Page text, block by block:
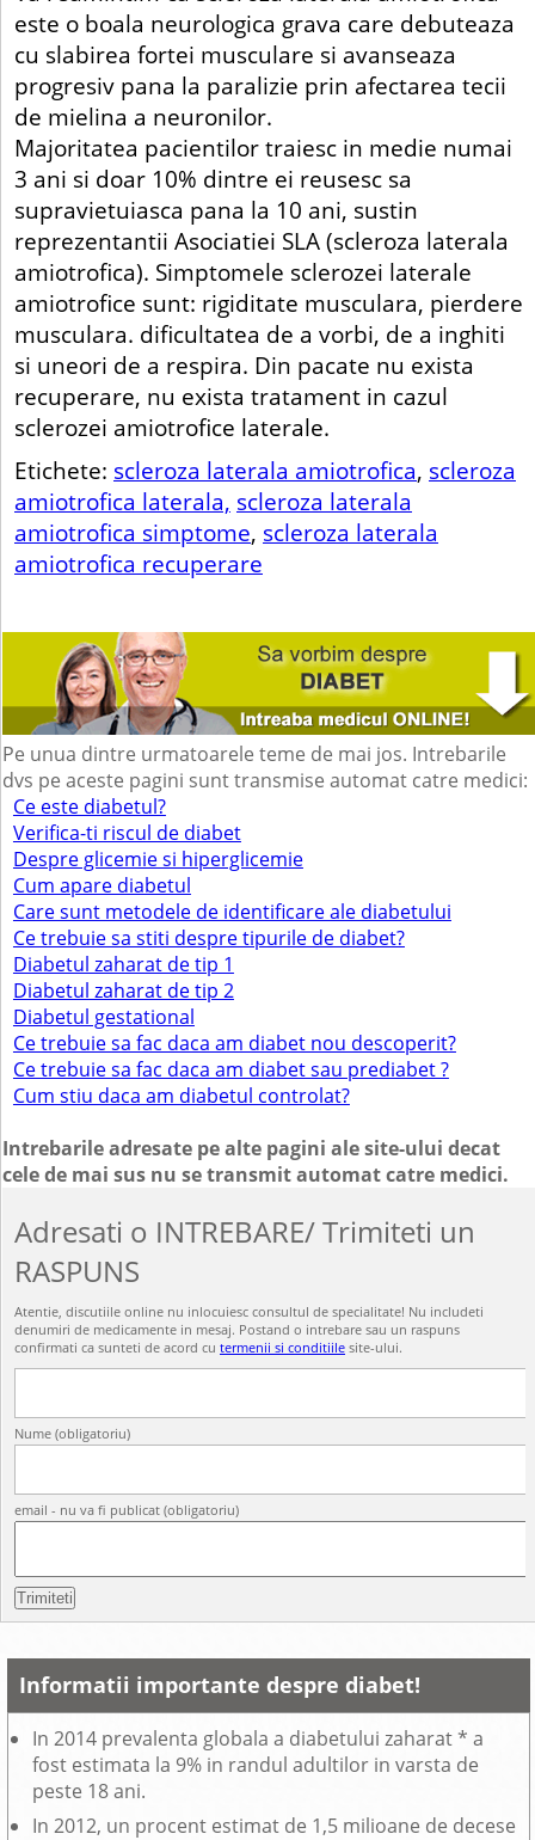
este o boala neurologica grava care debuteaza
cu slabirea fortei musculare si avanseaza
progresiv pana la paralizie prin afectarea tecii
de mielina a neuronilor.
Majoritatea pacientilor traiesc in medie numai
3 ani si doar 10% dintre ei reusesc sa
supravietuiasca pana la 10 ani, sustin
reprezentantii Asociatiei SLA (scleroza laterala
amiotrofica). Simptomele sclerozei laterale
amiotrofice sunt: rigiditate musculara, pierdere
musculara. dificultatea de a vorbi, de a inghiti
si uneori de a respira. Din pacate nu exista
recuperare, nu exista tratament in cazul
sclerozei amiotrofice laterale.
Etichete: scleroza laterala amiotrofica, scleroza
amiotrofica laterala, scleroza laterala
amiotrofica simptome, scleroza laterala
amiotrofica recuperare
Pe unua dintre urmatoarele teme de mai jos. Intrebarile
dvs pe aceste pagini sunt transmise automat catre medici:
Ce este diabetul?
Verifica-ti riscul de diabet
Despre glicemie si hiperglicemie
Cum apare diabetul
Care sunt metodele de identificare ale diabetului
Ce trebuie sa stiti despre tipurile de diabet?
Diabetul zaharat de tip 1
Diabetul zaharat de tip 2
Diabetul gestational
Ce trebuie sa fac daca am diabet nou descoperit?
Ce trebuie sa fac daca am diabet sau prediabet ?
Cum stiu daca am diabetul controlat?
Intrebarile adresate pe alte pagini ale site-ului decat
cele de mai sus nu se transmit automat catre medici.
Adresati o INTREBARE/ Trimiteti un
RASPUNS
Atentie, discutiile online nu inlocuiesc consultul de specialitate! Nu includeti
denumiri de medicamente in mesaj. Postand o intrebare sau un raspuns
confirmati ca sunteti de acord cu termenii si conditiile site-ului.
Nume (obligatoriu)
email - nu va fi publicat (obligatoriu)
Informatii importante despre diabet!
In 2014 prevalenta globala a diabetului zaharat * a
fost estimata la 9% in randul adultilor in varsta de
peste 18 ani.
In 2012, un procent estimat de 1,5 milioane de decese